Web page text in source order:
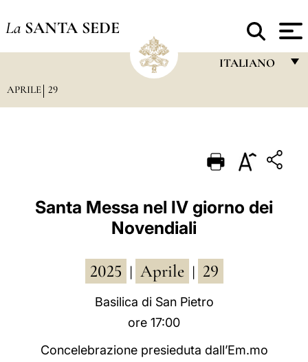
La SANTA SEDE
ITALIANO
PORTUGUÊS
ESPAÑOL
APRILE 29
Santa Messa nel IV giorno dei
Novendiali
2025 Aprile 29
Basilica di San Pietro
ore 17:00
Concelebrazione presieduta dall’Em.mo